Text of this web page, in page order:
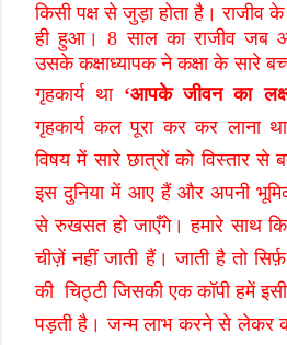
किसी पक्ष से जुड़ा होता है। राजीव
ही हुआ। 8 साल का राजीव जब
उसके कक्षाध्यापक ने कक्षा के सारे
गृहकार्य था ‘आपके जीवन का
गृहकार्य कल पूरा कर कर लाना
विषय में सारे छात्रों को विस्तार
इस दुनिया में आए हैं और अपनी
से रुखसत हो जाएँगे। हमारे साथ
चीज़ें नहीं जाती हैं। जाती है तो
की चिठ्टी जिसकी एक कॉपी हमें
पड़ती है। जन्म लाभ करने से लेकर